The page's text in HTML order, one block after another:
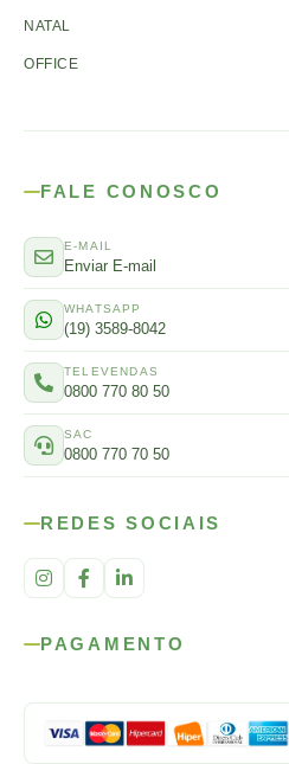
NATAL
OFFICE
FALE CONOSCO
E-MAIL
Enviar E-mail
WHATSAPP
(19) 3589-8042
TELEVENDAS
0800 770 80 50
SAC
0800 770 70 50
REDES SOCIAIS
PAGAMENTO